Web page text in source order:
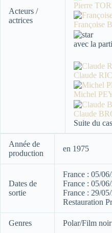
Acteurs /
actrices
Pierre
Françoise
avec la
Claude
Michel
Claude
Suite du
Année de
production
en 1975
Dates de
sortie
France : 05/
France : 05/
France : 29/
Restauration
Genres Polar/Film noir